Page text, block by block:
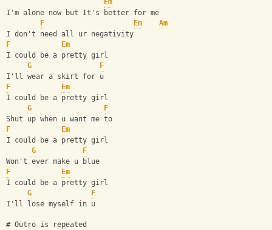
Em
I'm alone now but It's better for me
F
Em
Am
I don't need all ur negativity
F
Em
I could be a pretty girl
G
F
I'll wear a skirt for u
F
Em
I could be a pretty girl
G
F
Shut up when u want me to
F
Em
I could be a pretty girl
G
F
Won't ever make u blue
F
Em
I could be a pretty girl
G
F
I'll lose myself in u
# Outro is repeated